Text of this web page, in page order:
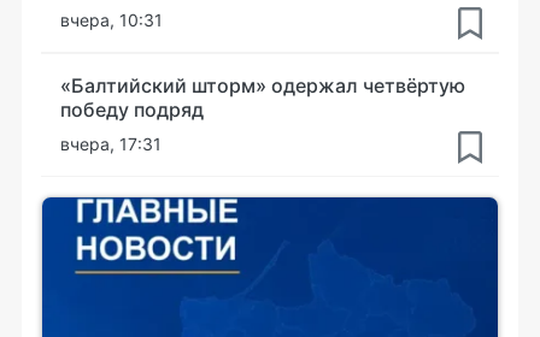
вчера, 10:31
«Балтийский шторм» одержал четвёртую
победу подряд
вчера, 17:31